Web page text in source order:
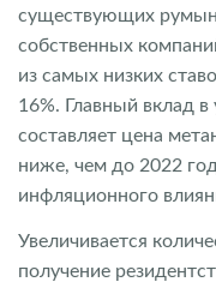
существующих
собственных
из самых низких
16%. Главный вклад
составляет цена
ниже, чем до 2022
инфляционного
Увеличивается
получение